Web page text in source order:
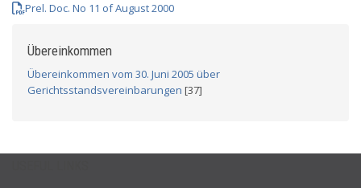
Prel. Doc. No 11 of August 2000
Übereinkommen
Übereinkommen vom 30. Juni 2005 über
Gerichtsstandsvereinbarungen [37]